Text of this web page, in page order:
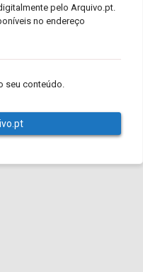
pelo Arquivo.pt.
no endereço
seu conteúdo.